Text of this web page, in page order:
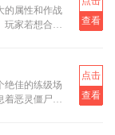
的属性和作战
家若想合成
查看
绝佳的练级场
恶灵僵尸和
点击
查看